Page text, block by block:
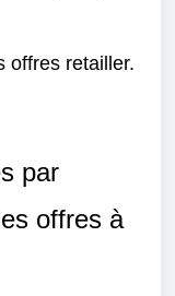
offres retailler.
par
offres à